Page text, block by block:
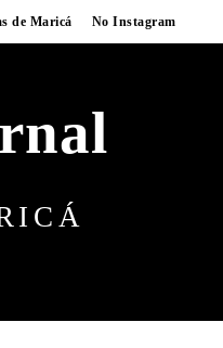
de Maricá No Instagram